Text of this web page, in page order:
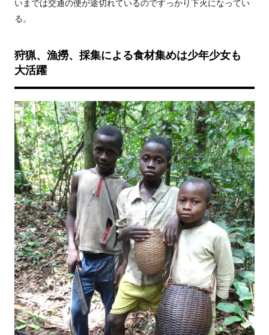
いまでは交通の便が途切れているのですっかり下火になってい
る。
狩猟、漁撈、採集による食材集めは少年少女も
大活躍